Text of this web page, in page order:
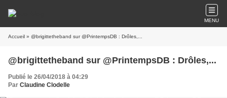
MENU
Accueil » @brigittetheband sur @PrintempsDB : Drôles,...
@brigittetheband sur @PrintempsDB : Drôles,...
Publié le 26/04/2018 à 04:29
Par Claudine Clodelle